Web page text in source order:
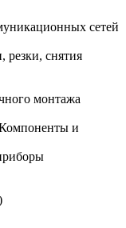
сетей
резки, снятия
монтажа
и